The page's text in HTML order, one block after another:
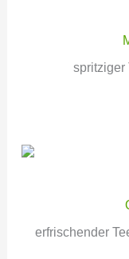
spritziger
erfrischender